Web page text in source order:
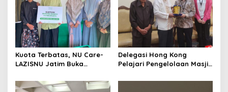
Kuota Terbatas, NU Care-
LAZISNU Jatim Buka
Delegasi Hong Kong
Pelajari Pengelolaan Masjid